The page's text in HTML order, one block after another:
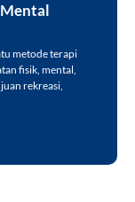
metode terapi
fisik, mental,
rekreasi,